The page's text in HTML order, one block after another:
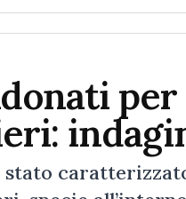
stato